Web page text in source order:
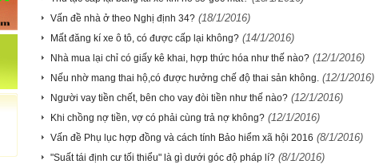
Vấn đề nhà ở theo Nghị định 34? (18/1/2016)
Mất đăng kí xe ô tô, có được cấp lại không? (14/1/2016)
Nhà mua lại chỉ có giấy kê khai, hợp thức hóa như thế nào? (12/1/2016)
Nếu nhờ mang thai hộ,có được hưởng chế độ thai sản không. (12/1/2016)
Người vay tiền chết, bên cho vay đòi tiền như thế nào? (12/1/2016)
Khi chồng nợ tiền, vợ có phải cùng trả nợ không? (12/1/2016)
Vấn đề Phụ lục hợp đồng và cách tính Bảo hiểm xã hội 2016 (8/1/2016)
"Suất tái định cư tối thiểu" là gì dưới góc độ pháp lí? (8/1/2016)